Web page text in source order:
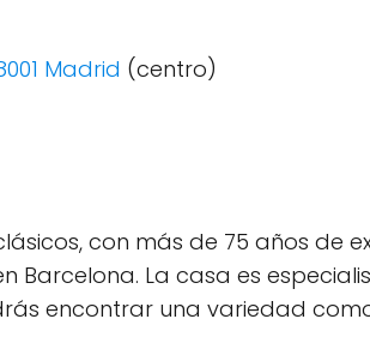
Madrid (centro)
con más de 75 años de
Barcelona. La casa es
encontrar una variedad